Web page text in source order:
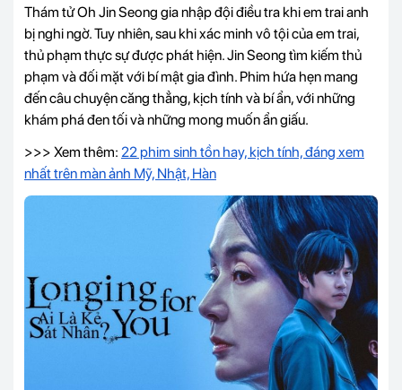
Thám tử Oh Jin Seong gia nhập đội điều tra khi em trai anh
bị nghi ngờ. Tuy nhiên, sau khi xác minh vô tội của em trai,
thủ phạm thực sự được phát hiện. Jin Seong tìm kiếm thủ
phạm và đối mặt với bí mật gia đình. Phim hứa hẹn mang
đến câu chuyện căng thẳng, kịch tính và bí ẩn, với những
khám phá đen tối và những mong muốn ẩn giấu.
>>> Xem thêm: 22 phim sinh tồn hay, kịch tính, đáng xem
nhất trên màn ảnh Mỹ, Nhật, Hàn